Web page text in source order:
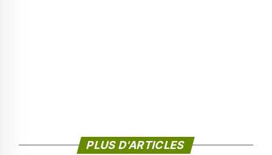
PLUS D'ARTICLES